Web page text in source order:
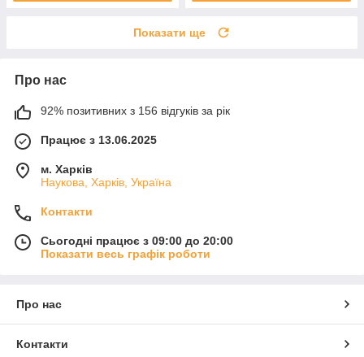
Показати ще
Про нас
92% позитивних з 156 відгуків за рік
Працює з 13.06.2025
м. Харків
Наукова, Харків, Україна
Контакти
Сьогодні працює з 09:00 до 20:00
Показати весь графік роботи
Про нас
Контакти